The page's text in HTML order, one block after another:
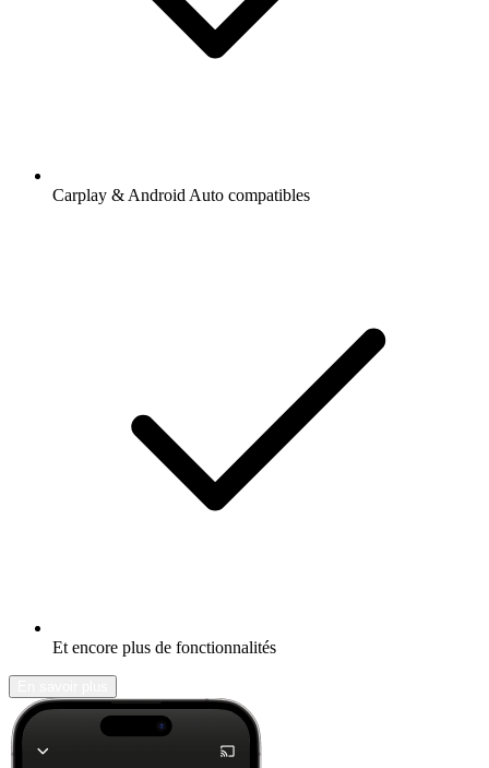
Carplay & Android Auto compatibles
Et encore plus de fonctionnalités